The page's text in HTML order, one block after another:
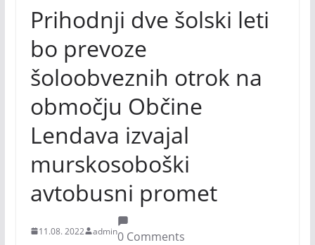
Prihodnji dve šolski leti
bo prevoze
šoloobveznih otrok na
območju Občine
Lendava izvajal
murskosoboški
avtobusni promet
11.08. 2022 admin0 Comments